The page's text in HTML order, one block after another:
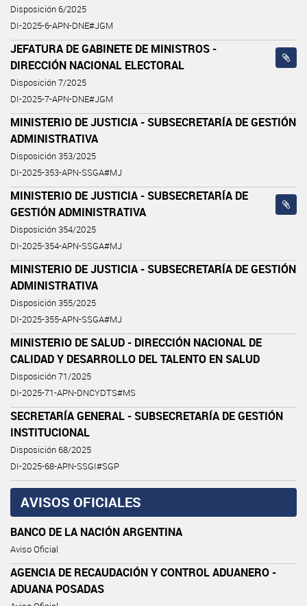
Disposición 6/2025
DI-2025-6-APN-DNE#JGM
JEFATURA DE GABINETE DE MINISTROS -
DIRECCIÓN NACIONAL ELECTORAL
Disposición 7/2025
DI-2025-7-APN-DNE#JGM
MINISTERIO DE JUSTICIA - SUBSECRETARÍA DE GESTIÓN
ADMINISTRATIVA
Disposición 353/2025
DI-2025-353-APN-SSGA#MJ
MINISTERIO DE JUSTICIA - SUBSECRETARÍA DE
GESTIÓN ADMINISTRATIVA
Disposición 354/2025
DI-2025-354-APN-SSGA#MJ
MINISTERIO DE JUSTICIA - SUBSECRETARÍA DE GESTIÓN
ADMINISTRATIVA
Disposición 355/2025
DI-2025-355-APN-SSGA#MJ
MINISTERIO DE SALUD - DIRECCIÓN NACIONAL DE
CALIDAD Y DESARROLLO DEL TALENTO EN SALUD
Disposición 71/2025
DI-2025-71-APN-DNCYDTS#MS
SECRETARÍA GENERAL - SUBSECRETARÍA DE GESTIÓN
INSTITUCIONAL
Disposición 68/2025
DI-2025-68-APN-SSGI#SGP
AVISOS OFICIALES
BANCO DE LA NACIÓN ARGENTINA
Aviso Oficial
AGENCIA DE RECAUDACIÓN Y CONTROL ADUANERO -
ADUANA POSADAS